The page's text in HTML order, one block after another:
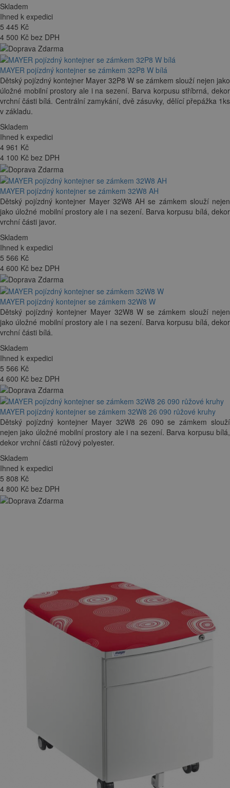
Skladem
Ihned k expedici
5 445 Kč
4 500 Kč bez DPH
MAYER pojízdný kontejner se zámkem 32P8 W bílá
Dětský pojízdný kontejner Mayer 32P8 W se zámkem slouží nejen jako
úložné mobilní prostory ale i na sezení. Barva korpusu stříbrná, dekor
vrchní části bílá. Centrální zamykání, dvě zásuvky, dělící přepážka 1ks
v základu.
Skladem
Ihned k expedici
4 961 Kč
4 100 Kč bez DPH
MAYER pojízdný kontejner se zámkem 32W8 AH
Dětský pojízdný kontejner Mayer 32W8 AH se zámkem slouží nejen
jako úložné mobilní prostory ale i na sezení. Barva korpusu bílá, dekor
vrchní části javor.
Skladem
Ihned k expedici
5 566 Kč
4 600 Kč bez DPH
MAYER pojízdný kontejner se zámkem 32W8 W
Dětský pojízdný kontejner Mayer 32W8 W se zámkem slouží nejen
jako úložné mobilní prostory ale i na sezení. Barva korpusu bílá, dekor
vrchní části bílá.
Skladem
Ihned k expedici
5 566 Kč
4 600 Kč bez DPH
MAYER pojízdný kontejner se zámkem 32W8 26 090 růžové kruhy
Dětský pojízdný kontejner Mayer 32W8 26 090 se zámkem slouží
nejen jako úložné mobilní prostory ale i na sezení. Barva korpusu bílá,
dekor vrchní části růžový polyester.
Skladem
Ihned k expedici
5 808 Kč
4 800 Kč bez DPH